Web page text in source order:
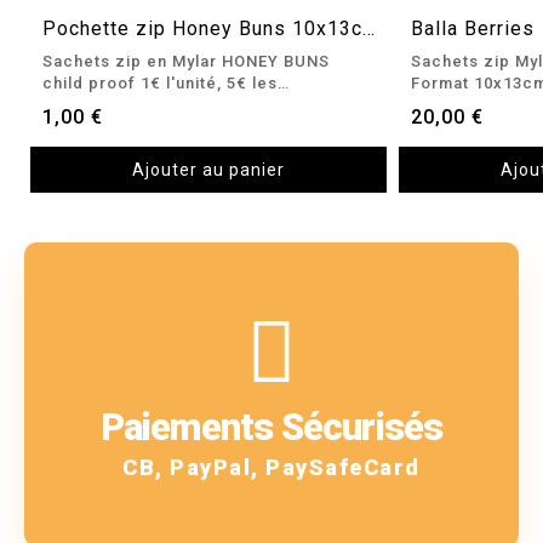
VUE RAPIDE Pochette zip Honey Buns 10x13cm
Sachets zip en Mylar HONEY BUNS
child proof 1€ l'unité, 5€ les…
1,00 €
Ajouter au panier
Balla Berries
Sachets zip
Format
20,00 €
Paiements Sécurisés
CB, PayPal, PaySafeCard
Oui, nous les acceptons
!